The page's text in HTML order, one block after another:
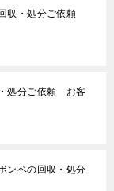
収・処分ご依頼
・処分ご依頼 お客
ンベの回収・処分